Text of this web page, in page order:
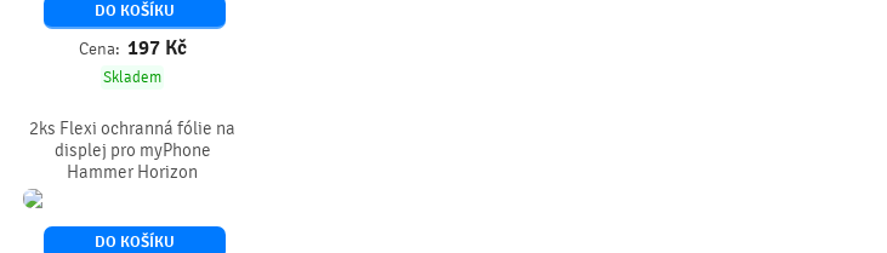
DO KOŠÍKU
Cena: 197 Kč
Skladem
2ks Flexi ochranná fólie na
displej pro myPhone
Hammer Horizon
DO KOŠÍKU